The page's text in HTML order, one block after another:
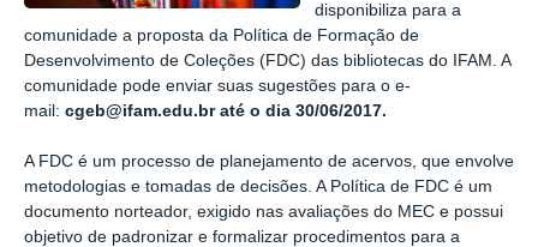
disponibiliza para a
comunidade a proposta da Política de Formação de
Desenvolvimento de Coleções (FDC) das bibliotecas do IFAM. A
comunidade pode enviar suas sugestões para o e-
mail: cgeb@ifam.edu.br até o dia 30/06/2017.
A FDC é um processo de planejamento de acervos, que envolve
metodologias e tomadas de decisões. A Política de FDC é um
documento norteador, exigido nas avaliações do MEC e possui
objetivo de padronizar e formalizar procedimentos para a